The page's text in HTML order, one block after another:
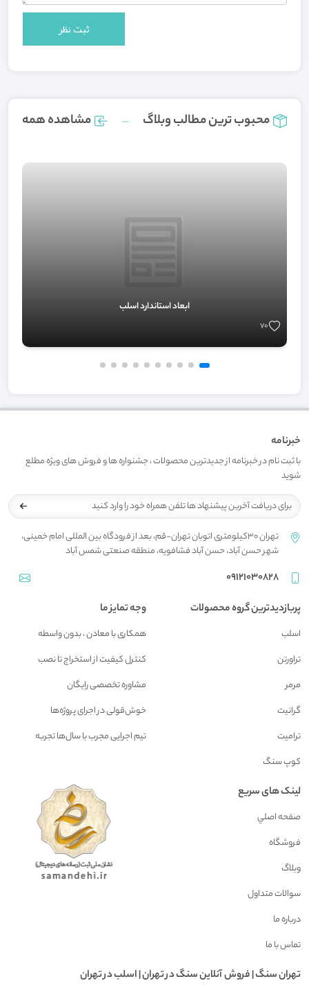
محبوب ترین مطالب وبلاگ مشاهده همه
ابعاد استاندارد اسلب
70
خبرنامه
با ثبت نام در خبرنامه از جدیدترین محصولات ، جشنواره ها و فروش های ویژه مطلع
شوید
تهران 30کیلومتری اتوبان تهران-قم، بعد از فرودگاه بین المللی امام خمینی،
شهر حسن آباد، حسن آباد فشافویه، منطقه صنعتی شمس آباد
09121030828
پربازدیدترین گروه محصولات
اسلب
تراورتن
مرمر
گرانیت
ترامیت
کوپ سنگ
وجه تمایز ما
همکاری با معادن ، بدون واسطه
کنترل کیفیت از استخراج تا نصب
مشاوره تخصصی رایگان
خوش‌قولی در اجرای پروژه‌ها
تیم اجرایی مجرب با سال‌ها تجربه
لینک های سریع
صفحه اصلي
فروشگاه
وبلاگ
سوالات متداول
درباره ما
تماس با ما
تهران سنگ | فروش آنلاين سنگ در تهران | اسلب در تهران